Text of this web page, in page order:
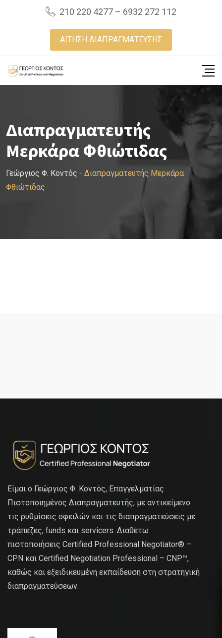
210 220 4277 – 6932 272 112
ΑΙΤΗΣΗ ΔΙΑΠΡΑΓΜΑΤΕΥΣΗΣ
Διαπραγματευτής
Μερκάρα Φθιώτιδας
Γεώργιος Φ. Κοντός - Διαπραγματευτής Μερκάρα
Φθιώτιδας
Είμαι ο Γεώργιος Φ. Κοντός, Επαγγελματίας
Πιστοποιημένος Διαπραγματευτής, με αντικείμενο
τις ρυθμίσεις οφειλών και τις διαπραγματεύσεις με
τράπεζες, funds και servicers. Διαθέτω
πιστοποιήσεις Certified Professional Negotiator® –
CPN και Certified Negotiation Professional – CNP™,
καθώς και εξειδικευμένη εκπαίδευση στη στρατηγική
διαπραγματεύσεων.